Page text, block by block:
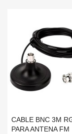
CABLE BNC 3M
PARA ANTENA FM